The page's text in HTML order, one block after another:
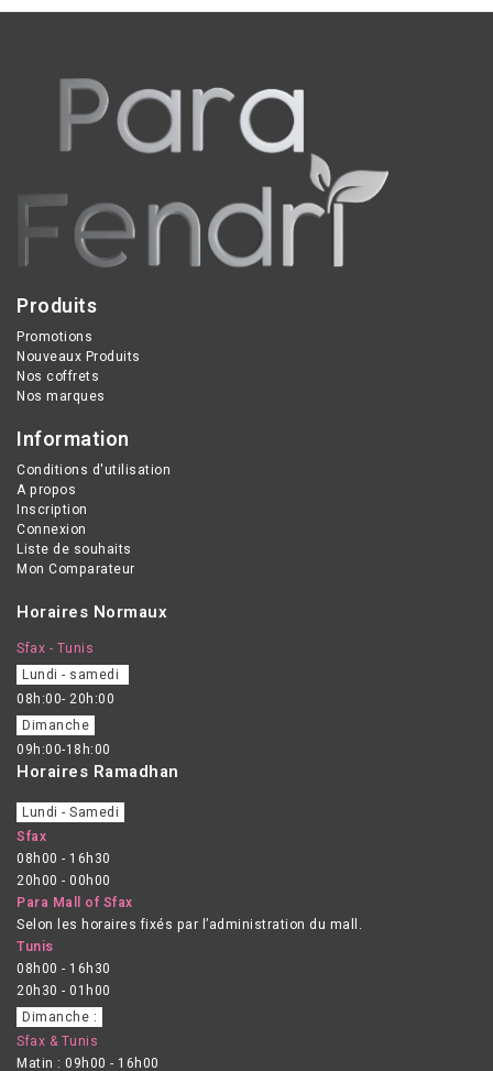
Produits
Promotions
Nouveaux Produits
Nos coffrets
Nos marques
Information
Conditions d'utilisation
A propos
Inscription
Connexion
Liste de souhaits
Mon Comparateur
Horaires Normaux
Sfax - Tunis
Lundi - samedi
08h:00- 20h:00
Dimanche
09h:00-18h:00
Horaires Ramadhan
Lundi - Samedi
Sfax
08h00 - 16h30
20h00 - 00h00
Para Mall of Sfax
Selon les horaires fixés par l’administration du mall.
Tunis
08h00 - 16h30
20h30 - 01h00
Dimanche :
Sfax & Tunis
Matin : 09h00 - 16h00